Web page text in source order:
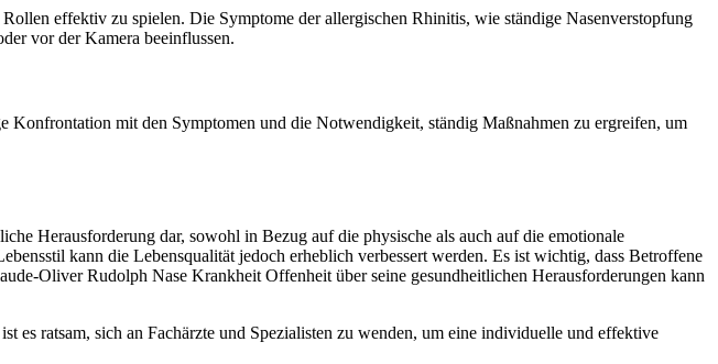
effektiv zu spielen. Die Symptome der allergischen Rhinitis, wie ständige Nasenverstopfung
vor der Kamera beeinflussen.
Konfrontation mit den Symptomen und die Notwendigkeit, ständig Maßnahmen zu ergreifen, um
Herausforderung dar, sowohl in Bezug auf die physische als auch auf die emotionale
kann die Lebensqualität jedoch erheblich verbessert werden. Es ist wichtig, dass Betroffene
Oliver Rudolph Nase Krankheit Offenheit über seine gesundheitlichen Herausforderungen kann
es ratsam, sich an Fachärzte und Spezialisten zu wenden, um eine individuelle und effektive